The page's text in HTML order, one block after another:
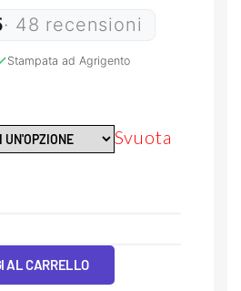
· 48 recensioni
Stampata ad Agrigento
Svuota
AL CARRELLO